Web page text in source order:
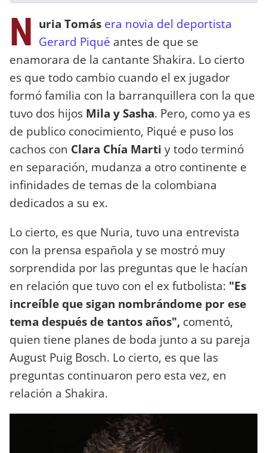
N uria Tomás era novia del deportista
Gerard Piqué antes de que se
enamorara de la cantante Shakira. Lo cierto
es que todo cambio cuando el ex jugador
formó familia con la barranquillera con la que
tuvo dos hijos Mila y Sasha. Pero, como ya es
de publico conocimiento, Piqué e puso los
cachos con Clara Chía Marti y todo terminó
en separación, mudanza a otro continente e
infinidades de temas de la colombiana
dedicados a su ex.
Lo cierto, es que Nuria, tuvo una entrevista
con la prensa española y se mostró muy
sorprendida por las preguntas que le hacían
en relación que tuvo con el ex futbolista: "Es
increíble que sigan nombrándome por ese
tema después de tantos años", comentó,
quien tiene planes de boda junto a su pareja
August Puig Bosch. Lo cierto, es que las
preguntas continuaron pero esta vez, en
relación a Shakira.